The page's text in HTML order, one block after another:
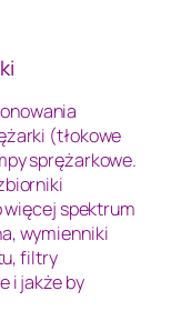
(tłokowe
sprężarkowe.
spektrum
wymienniki
filtry
i jakże by